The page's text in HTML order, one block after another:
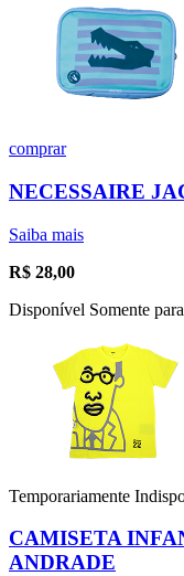
comprar
NECESSAIRE
Saiba mais
R$ 28,00
Disponível Somente
Temporariamente
CAMISETA
ANDRADE